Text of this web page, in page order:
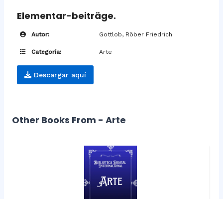
Elementar-beiträge.
Autor: Gottlob, Röber Friedrich
Categoría: Arte
Descargar aquí
Other Books From - Arte